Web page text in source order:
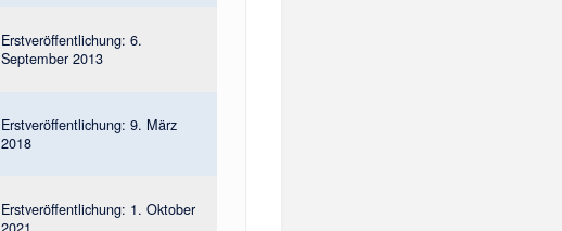
Erstveröffentlichung: 6.
September 2013
Erstveröffentlichung: 9. März
2018
Erstveröffentlichung: 1. Oktober